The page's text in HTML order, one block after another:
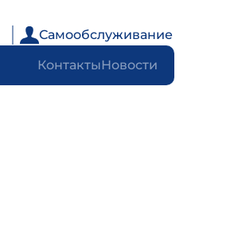
Самообслуживание
КонтактыНовости